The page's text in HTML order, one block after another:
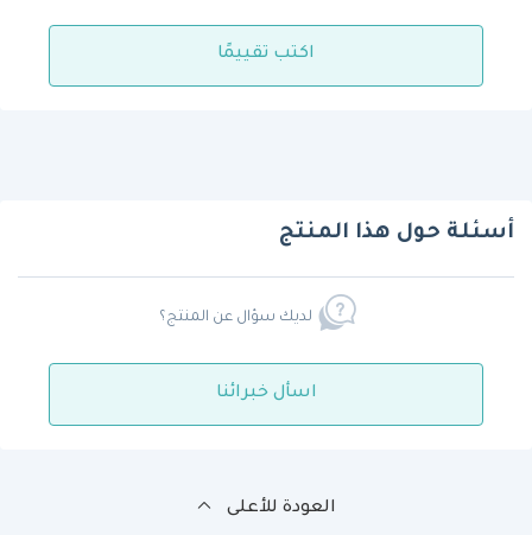
اكتب تقييمًا
أسئلة حول هذا المنتج
لديك سؤال عن المنتج؟
اسأل خبرائنا
العودة للأعلى